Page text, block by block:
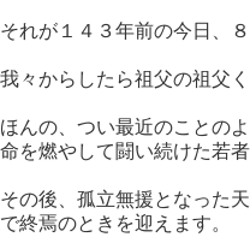
それが１４３年前の今日、８
我々からしたら祖父の祖父
ほんの、つい最近のことのよ
命を燃やして闘い続けた若
その後、孤立無援となった
で終焉のときを迎えます。